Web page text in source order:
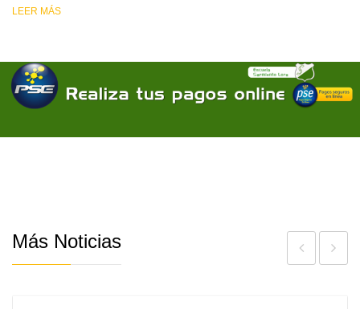
LEER MÁS
Más Noticias